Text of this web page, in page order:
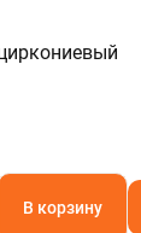
В корзину